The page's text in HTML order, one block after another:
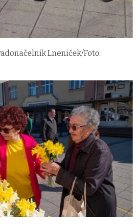
Lneniček/Foto: